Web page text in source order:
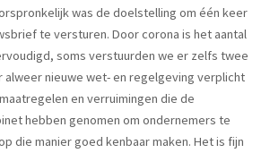
was de doelstelling om één keer
te versturen. Door corona is het aantal
soms verstuurden we er zelfs twee
alweer nieuwe wet- en regelgeving verplicht
en verruimingen die de
hebben genomen om ondernemers te
die manier goed kenbaar maken. Het is fijn